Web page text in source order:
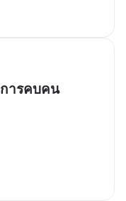
ารคบคน